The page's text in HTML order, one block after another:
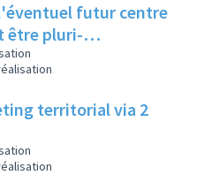
futur centre
être pluri-
territorial via 2